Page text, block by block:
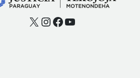
X Instagram
Facebook
YouTube